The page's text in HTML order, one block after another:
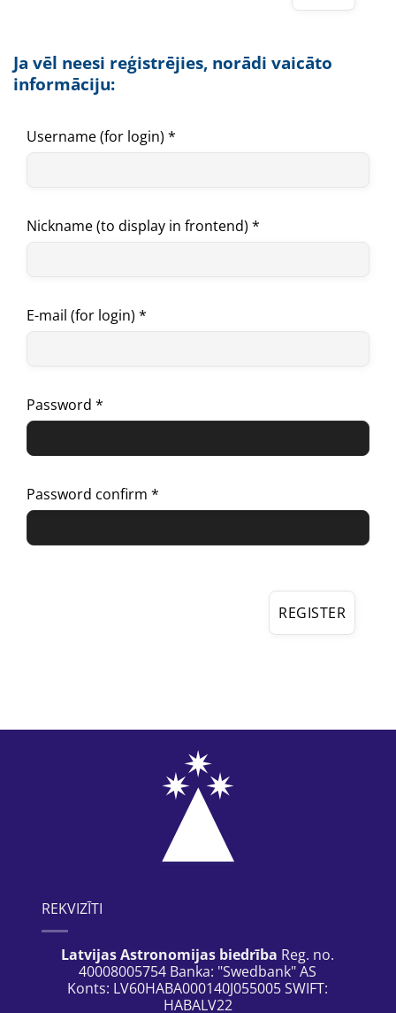
Ja vēl neesi reģistrējies, norādi vaicāto
informāciju:
Username (for login) *
Nickname (to display in frontend) *
E-mail (for login) *
Password *
Password confirm *
REGISTER
REKVIZĪTI
Latvijas Astronomijas biedrība Reg. no.
40008005754 Banka: "Swedbank" AS
Konts: LV60HABA000140J055005 SWIFT:
HABALV22